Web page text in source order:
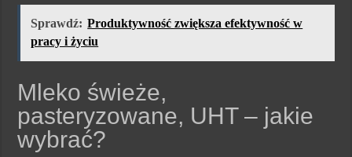
Sprawdź: Produktywność zwiększa efektywność w
pracy i życiu
Mleko świeże,
pasteryzowane, UHT – jakie
wybrać?